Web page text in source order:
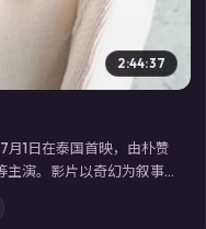
2:44:37
1日在泰国首映，由朴赞
主演。影片以奇幻为叙事
打破；摄影与配乐强化
高清电视剧在线看」延